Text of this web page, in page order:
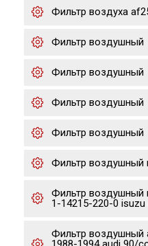
Фильтр воздуха
Фильтр воздушный
Фильтр воздушный
Фильтр воздушный
Фильтр воздушный
Фильтр воздушный
Фильтр воздушный
1-14215-220-0
Фильтр воздушный